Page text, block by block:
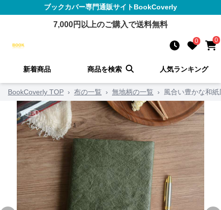
ブックカバー専門通販サイトBookCoverly
7,000円以上のご購入で送料無料
0 0
新着商品 商品を検索 人気ランキング
BookCoverly TOP › 布の一覧 › 無地柄の一覧 › 風合い豊かな和